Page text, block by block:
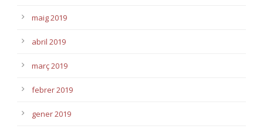
maig 2019
abril 2019
març 2019
febrer 2019
gener 2019